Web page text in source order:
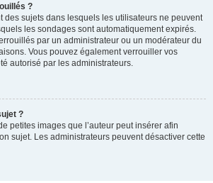
?
des sujets dans lesquels les utilisateurs ne peuvent
les sondages sont automatiquement expirés.
par un administrateur ou un modérateur du
Vous pouvez également verrouiller vos
autorisé par les administrateurs.
?
petites images que l’auteur peut insérer afin
sujet. Les administrateurs peuvent désactiver cette